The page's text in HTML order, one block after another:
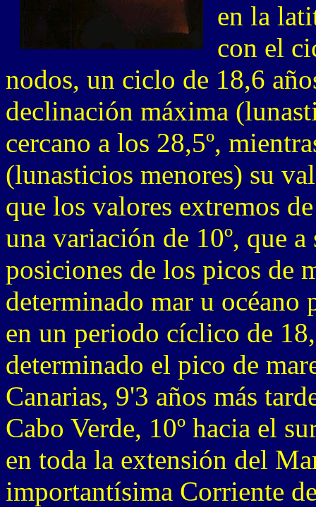
en la
con el
nodos, un ciclo de 18,6
declinación máxima
cercano a los 28,5º,
(lunasticios menores) su
que los valores extremos
una variación de 10º, que
posiciones de los picos de
determinado mar u océano
en un periodo cíclico de
determinado el pico de
Canarias, 9'3 años más
Cabo Verde, 10º hacia el
en toda la extensión del
importantísima Corriente